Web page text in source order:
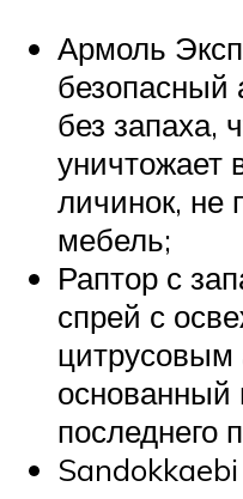
Армоль
безопасный
без запаха,
уничтожает
личинок, не
мебель;
Раптор с
спрей с
цитрусовым
основанный
последнего
Sandokkaebi